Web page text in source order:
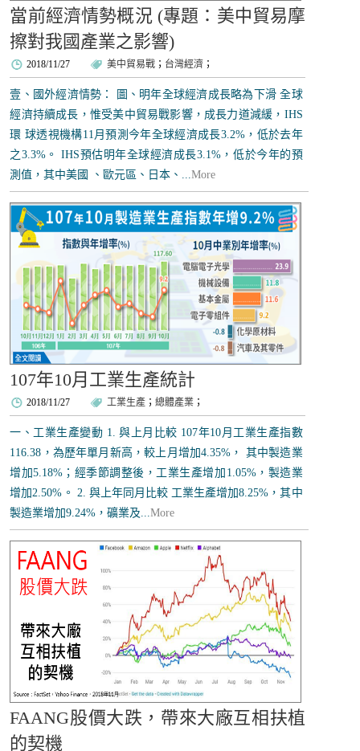
當前經濟情勢概況 (專題：美中貿易摩
擦對我國產業之影響)
2018/11/27 美中貿易戰 ； 台灣經濟 ；
壹、國外經濟情勢： 圖、明年全球經濟成長略為下滑 全球
經濟持續成長，惟受美中貿易戰影響，成長力道減緩，IHS
環 球透視機構11月預測今年全球經濟成長3.2%，低於去年
之3.3%。 IHS預估明年全球經濟成長3.1%，低於今年的預
測值，其中美國 、歐元區、日本、...More
107年10月工業生產統計
2018/11/27 工業生產 ；總體產業 ；
一、工業生產變動 1. 與上月比較 107年10月工業生產指數
116.38，為歷年單月新高，較上月增加4.35%， 其中製造業
增加5.18%；經季節調整後，工業生產增加1.05%，製造業
增加2.50%。 2. 與上年同月比較 工業生產增加8.25%，其中
製造業增加9.24%，礦業及...More
FAANG股價大跌，帶來大廠互相扶植
的契機